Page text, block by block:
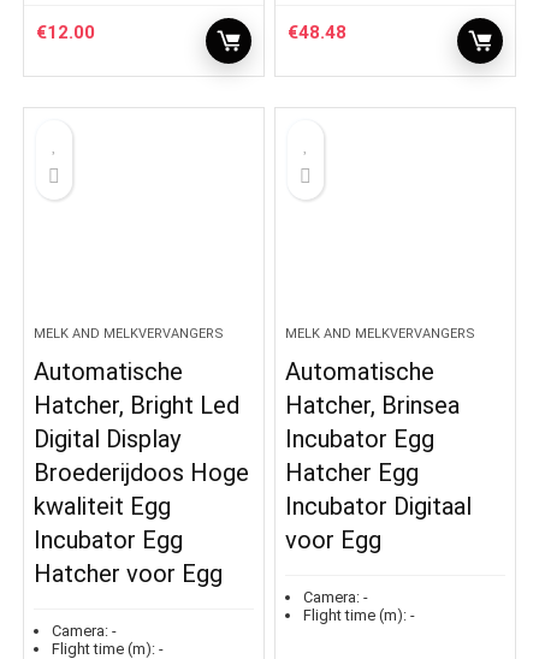
€12.00 €48.48
MELK AND MELKVERVANGERS
Automatische
Hatcher, Bright Led
Digital Display
Broederijdoos Hoge
kwaliteit Egg
Incubator Egg
Hatcher voor Egg
Camera: -
Flight time (m): -
MELK AND MELKVERVANGERS
Automatische
Hatcher, Brinsea
Incubator Egg
Hatcher Egg
Incubator Digitaal
voor Egg
Camera: -
Flight time (m): -